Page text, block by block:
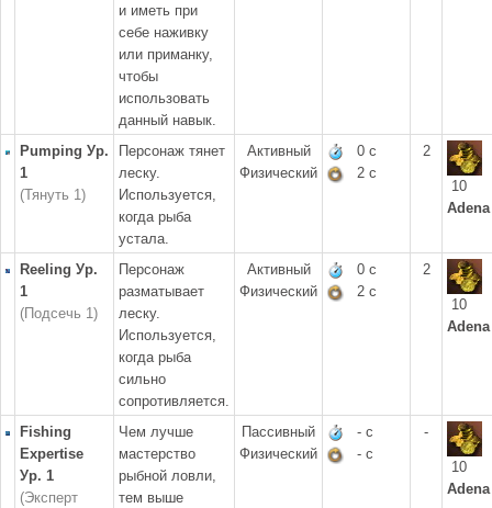
и иметь при
себе наживку
или приманку,
чтобы
использовать
данный навык.
Pumping Ур.
1
(Тянуть 1)
Персонаж тянет
леску.
Используется,
когда рыба
устала.
Активный
Физический
0 с
2 с
2
10
Adena
Reeling Ур.
1
(Подсечь 1)
Персонаж
разматывает
леску.
Используется,
когда рыба
сильно
сопротивляется.
Активный
Физический
0 с
2 с
2
10
Adena
Fishing
Expertise
Ур. 1
(Эксперт
Чем лучше
мастерство
рыбной ловли,
тем выше
Пассивный
Физический
- с
- с
-
10
Adena